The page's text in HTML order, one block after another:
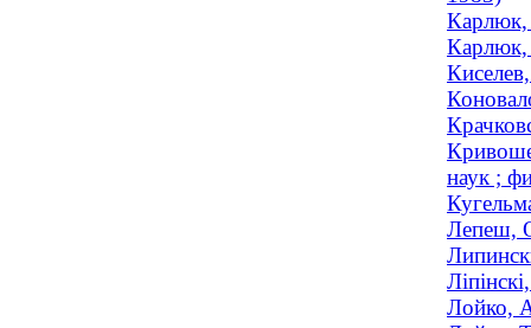
Карлюк,
Карлюк,
наук ;
Лепеш,
Лойко,